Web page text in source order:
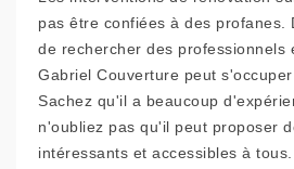
pas être confiées à des profanes.
de rechercher des professionnels
Gabriel Couverture peut
Sachez qu'il a beaucoup
n'oubliez pas qu'il peut proposer
intéressants et accessibles à